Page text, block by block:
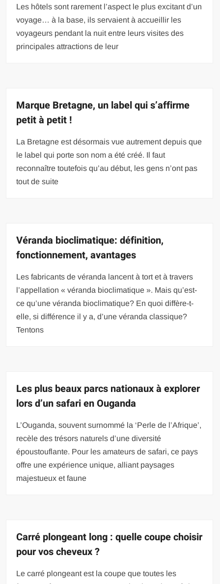
Les hôtels sont rarement l’aspect le plus excitant d’un
voyage… à la base, ils servaient à accueillir les
voyageurs pendant la nuit entre leurs visites des
principales attractions de leur
Marque Bretagne, un label qui s’affirme
petit à petit !
La Bretagne est désormais vue autrement depuis que
le label qui porte son nom a été créé. Il faut
reconnaître toutefois qu’au début, les gens n’ont pas
tout de suite
Véranda bioclimatique: définition,
fonctionnement, avantages
Les fabricants de véranda lancent à tort et à travers
l’appellation « véranda bioclimatique ». Mais qu’est-
ce qu’une véranda bioclimatique? En quoi diffère-t-
elle, si différence il y a, d’une véranda classique?
Tentons
Les plus beaux parcs nationaux à explorer
lors d’un safari en Ouganda
L’Ouganda, souvent surnommé la ‘Perle de l’Afrique’,
recèle des trésors naturels d’une diversité
époustouflante. Pour les amateurs de safari, ce pays
offre une expérience unique, alliant paysages
majestueux et faune
Carré plongeant long : quelle coupe choisir
pour vos cheveux ?
Le carré plongeant est la coupe que toutes les